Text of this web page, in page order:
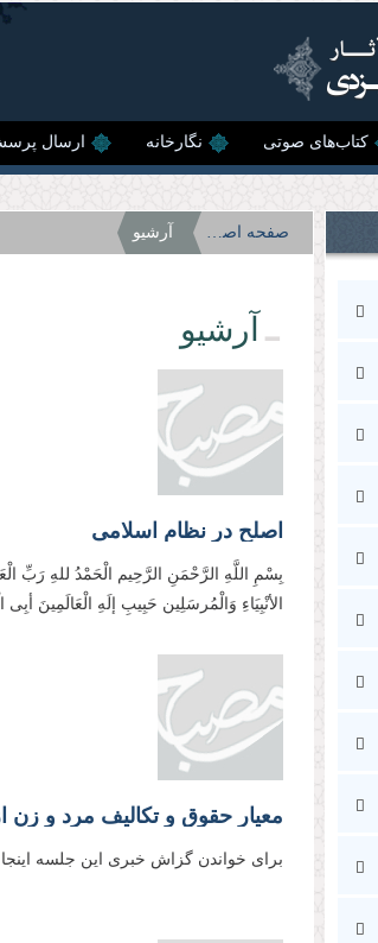
کتاب‌های صوتی نگارخانه ارسال
صفحه اصلی آرشیو
آرشیو
اصلح در نظام اسلامی
بِسْمِ اللَّهِ الرَّحْمَنِ الرَّحِیم الْحَمْدُ للهِ رَبِّ
الأنْبِیَاءِ وَالْمُرسَلِین حَبِیبِ إلَهِ الْعَالَمِینَ
معیار حقوق و تکالیف مرد و زن
برای خواندن گزاش خبری این جلسه اینجا